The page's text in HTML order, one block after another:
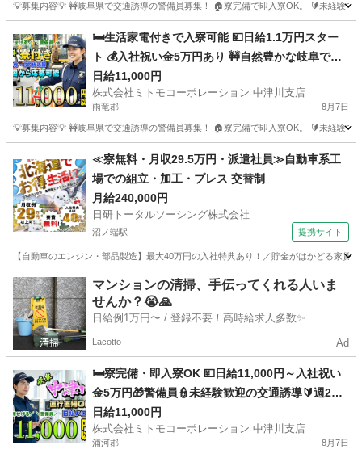
💡募集内容💡 🚧岐阜県で交通誘導の警備員募集！ 🏠寮完備で即入寮OK。 🔰未経験
警備員 給料
🛏️生活家電付きで入寮可能 💴日給1.1万円スター
ト 💰入社祝い金5万円あり 🚧自然豊かな岐阜で交
通誘導 🚅赴任交通費補助で遠方も安心 🔰未経験か
らプロを目指せる 📱スマホで手軽にWeb面接 👫カ
ップルや夫婦での赴任歓迎
日給11,000円
株式会社ミトモコーポレーション 中津川支店
雨竜郡 8月7日
💡募集内容💡 🚧岐阜県で交通誘導の警備員募集！ 🏠寮完備で即入寮OK。 🔰未経験
警備員 給料
≪寮無料・月収29.5万円・派遣社員≫自動車系工
場での組立・加工・プレス 交替制
月給240,000円
日研トータルソーシング株式会社
沼ノ端駅 提携サイト
【自動車のエンジン・部品製造】最大40万円の入社特典あり！／貯金がはかどる家
北海道 苫小牧市 沼ノ端駅 その他
マンションの清掃、手伝ってくれる人いま
せんか？😭🙏
日給例1万円〜 / 登録不要！高時給求人多数✨
Lacotto Ad
🛏️寮完備・即入寮OK 💴日給11,000円～入社祝い
金5万円🎁警備員👮未経験歓迎の交通誘導🔰週2日
～勤務可能でプライベートも充実📅寮付きだから
遠方の方も安心🏠Web面接対応でスグに面接設定
できます🚀
日給11,000円
株式会社ミトモコーポレーション 中津川支店
浦河郡 8月7日